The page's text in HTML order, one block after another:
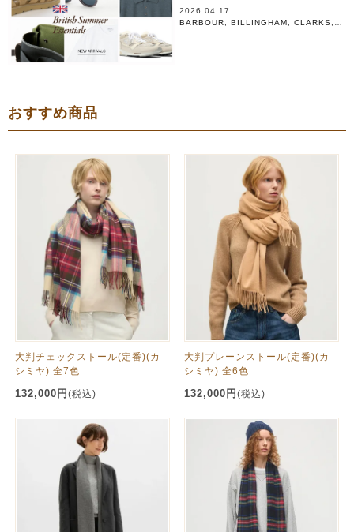
ンストンズ、ビリンガム他
2026.04.17
BARBOUR
BILLINGHAM CLARKS
おすすめ商品
大判チェックストール(定番)(カ
シミヤ) 全7色
132,000円 (税込)
大判プレーンストール(定番)(カ
シミヤ) 全6色
132,000円 (税込)